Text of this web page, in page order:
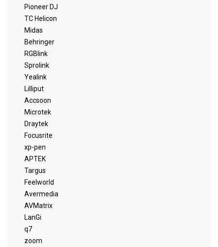
Pioneer DJ
TC Helicon
Midas
Behringer
RGBlink
Sprolink
Yealink
Lilliput
Accsoon
Microtek
Draytek
Focusrite
xp-pen
APTEK
Targus
Feelworld
Avermedia
AVMatrix
LanGi
q7
zoom